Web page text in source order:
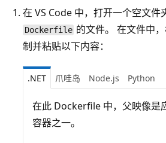
在 VS Code 中，打开一个空文件
Dockerfile 的文件。 在文件中
制并粘贴以下内容：
.NET 爪哇岛 Node.js Python
在此 Dockerfile 中，父映像是
容器之一。